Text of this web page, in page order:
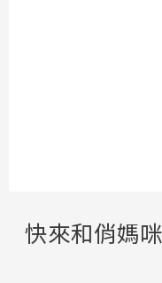
快來和俏媽